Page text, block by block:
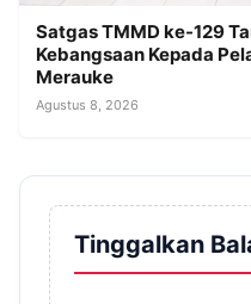
Satgas TMMD ke-129
Kebangsaan Kepada
Merauke
Agustus 8, 2026
Tinggalkan